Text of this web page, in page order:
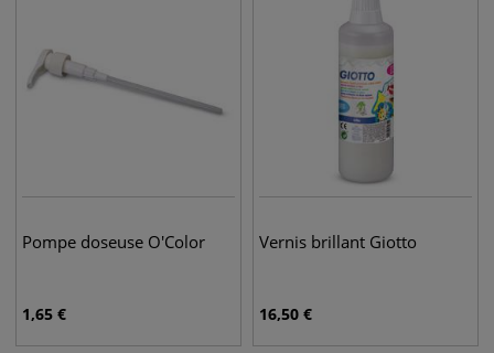
Pompe doseuse O'Color
1,65 €
Vernis brillant Giotto
16,50 €